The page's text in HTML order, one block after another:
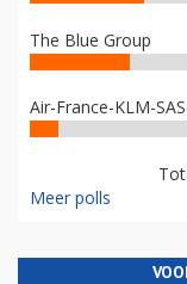
The Blue Group
Air-France-KLM-
Meer polls